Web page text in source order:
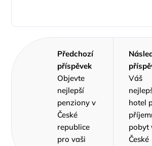
Předchozí
příspěvek
Objevte
nejlepší
penziony v
České
republice
pro vaši
Váš
hotel
pobyt
České